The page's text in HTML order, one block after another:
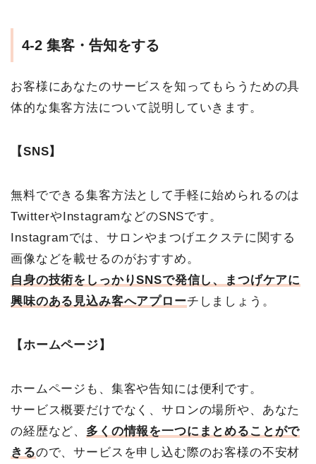
4-2 集客・告知をする
お客様にあなたのサービスを知ってもらうための具
体的な集客方法について説明していきます。
【SNS】
無料でできる集客方法として手軽に始められるのは
TwitterやInstagramなどのSNSです。
Instagramでは、サロンやまつげエクステに関する
画像などを載せるのがおすすめ。
自身の技術をしっかりSNSで発信し、まつげケアに
興味のある見込み客へアプローチしましょう。
【ホームページ】
ホームページも、集客や告知には便利です。
サービス概要だけでなく、サロンの場所や、あなた
の経歴など、 多くの情報を一つにまとめることがで
きるので、サービスを申し込む際のお客様の不安材